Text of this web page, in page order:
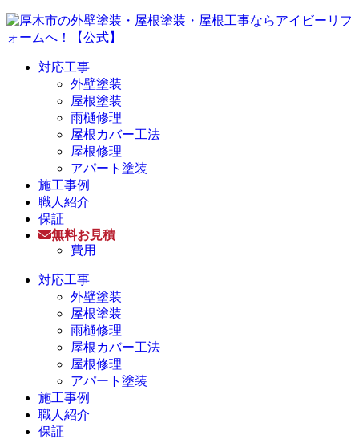
対応工事
外壁塗装
屋根塗装
雨樋修理
屋根カバー工法
屋根修理
アパート塗装
施工事例
職人紹介
保証
無料お見積
費用
対応工事
外壁塗装
屋根塗装
雨樋修理
屋根カバー工法
屋根修理
アパート塗装
施工事例
職人紹介
保証